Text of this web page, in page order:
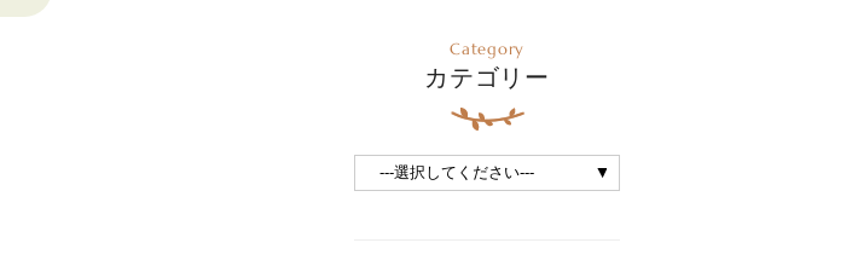
Category
カテゴリー